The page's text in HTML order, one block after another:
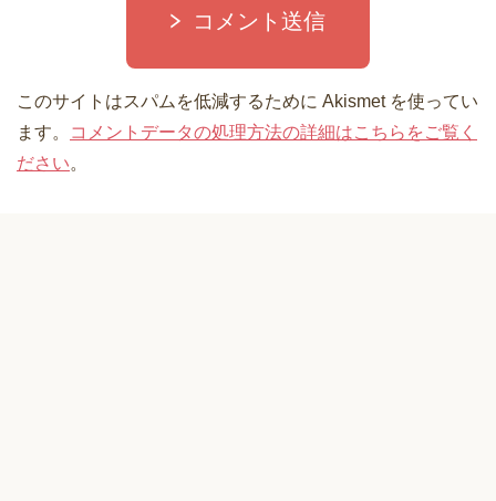
コメント送信
このサイトはスパムを低減するために Akismet を使ってい
ます。
コメントデータの処理方法の詳細はこちらをご覧く
ださい。